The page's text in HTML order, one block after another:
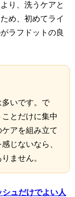
り、洗うケアと
め、初めてライ
ラフドットの良
多いです。で
とだけに集中
アを組み立て
じないなら、
ません。
ュだけでよい人